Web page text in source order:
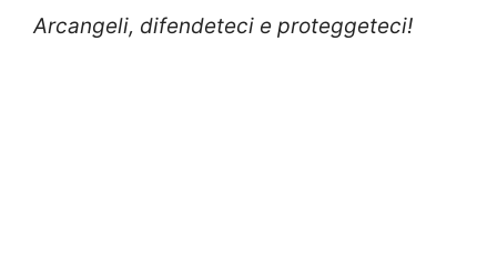
Arcangeli, difendeteci e proteggeteci!